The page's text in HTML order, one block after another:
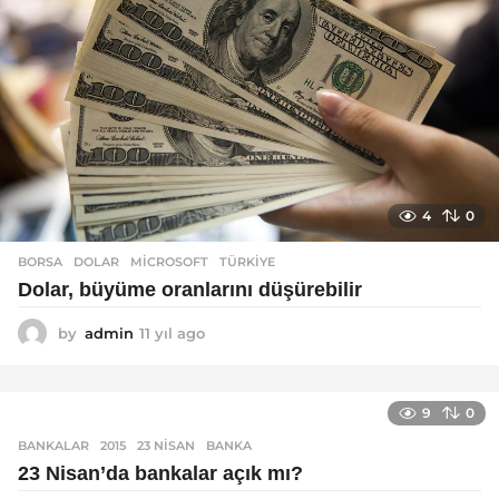
4 0
BORSA DOLAR ,MICROSOFT ,TÜRKIYE
Dolar, büyüme oranlarını düşürebilir
by admin 11 yıl ago
a
o
9 0
BANKALAR 2015 ,23 NISAN ,BANKA
23 Nisan’da bankalar açık mı?